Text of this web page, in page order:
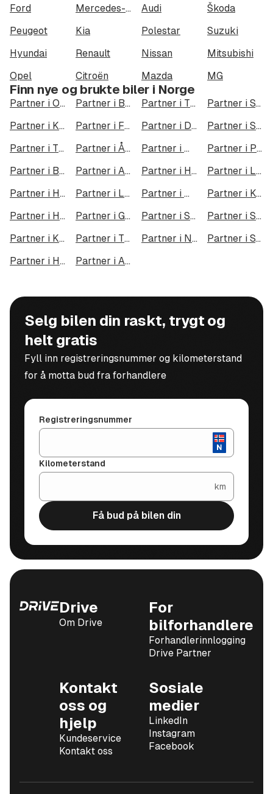
Ford Mercedes-Benz Audi
Škoda
Peugeot
Kia Polestar
Suzuki
Hyundai
Renault Nissan
Mitsubishi
Opel
Citroën Mazda MG
Finn nye og brukte biler i Norge
Partner i Oslo Partner i Bergen Partner i Trondheim
Partner i Stavanger
Partner i Kristiansand
Partner i Fredrikstad Partner i Drammen
Partner i Skien
Partner i Tromsø
Partner i Ålesund Partner i Moss
Partner i Porsgrunn
Partner i Bodø
Partner i Arendal Partner i Hamar
Partner i Larvik
Partner i Halden
Partner i Lillehammer Partner i Molde
Partner i Kongsberg
Partner i Harstad
Partner i Gjøvik Partner i Sarpsborg
Partner i Sandefjord
Partner i Kristiansund
Partner i Tromsdalen Partner i Narvik
Partner i Steinkjer
Partner i Haugesund
Partner i Alta
Selg bilen din raskt, trygt og
helt gratis
Fyll inn registreringsnummer og kilometerstand
for å motta bud fra forhandlere
Registreringsnummer
Kilometerstand
km
Få bud på bilen din
Drive
Om Drive
For
bilforhandlere
Forhandlerinnlogging
Drive Partner
Kontakt
oss og
hjelp
Kundeservice
Kontakt oss
Sosiale
medier
LinkedIn
Instagram
Facebook